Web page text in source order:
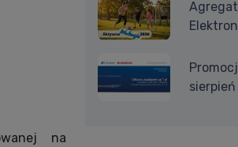
na
sierpień